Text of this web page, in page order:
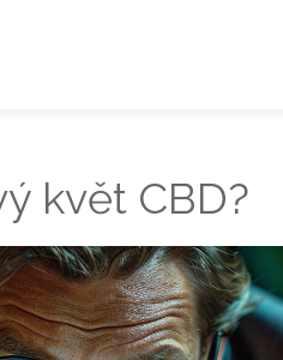
květ CBD?